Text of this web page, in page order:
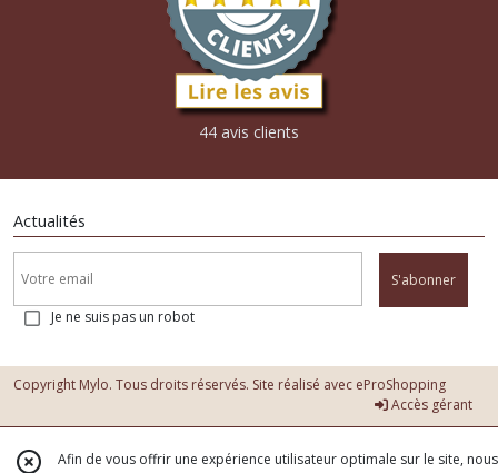
44 avis clients
Actualités
S'abonner
Je ne suis pas un robot
Copyright Mylo. Tous droits réservés. Site réalisé avec eProShopping
Accès gérant
Afin de vous offrir une expérience utilisateur optimale sur le site, nous